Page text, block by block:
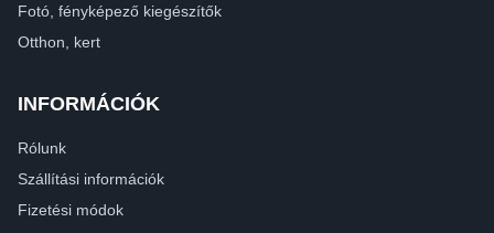
Fotó, fényképező kiegészítők
Otthon, kert
INFORMÁCIÓK
Rólunk
Szállítási információk
Fizetési módok